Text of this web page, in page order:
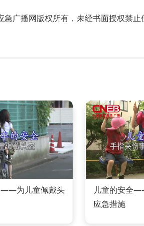
急广播网版权所有，未经书面授权禁
——为儿童佩戴头
儿童的安全
应急措施